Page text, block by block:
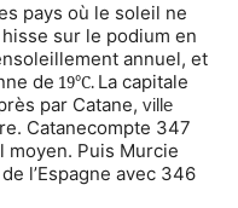
pays où le soleil ne
sur le podium en
annuel, et
de 19°C. La capitale
par Catane, ville
Catanecompte 347
moyen. Puis Murcie
l’Espagne avec 346